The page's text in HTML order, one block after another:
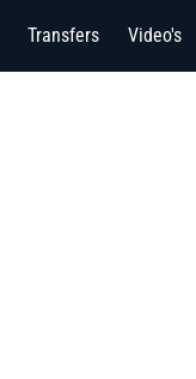
Transfers Video's